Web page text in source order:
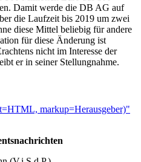
Damit werde die DB AG auf
die Laufzeit bis 2019 um zwei
diese Mittel beliebig für andere
für diese Änderung ist
nicht im Interesse der
er in seiner Stellungnahme.
markup=Herausgeber)"